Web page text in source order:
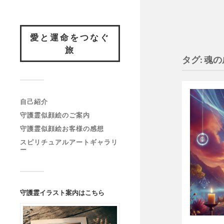
愛と運命をつなぐ
旅
自己紹介
守護霊似顔絵のご案内
守護霊似顔絵お客様の感想
スピリチュアルアートギャラリ
ー
守護霊イラスト案内はこちら
タグ:魂